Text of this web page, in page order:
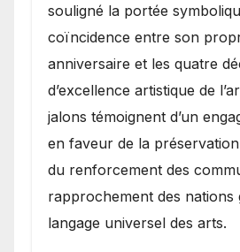
souligné la portée
coïncidence entre son
anniversaire et les quatre
d’excellence artistique de
jalons témoignent d’un
en faveur de la
du renforcement des
rapprochement des nations
langage universel des arts.